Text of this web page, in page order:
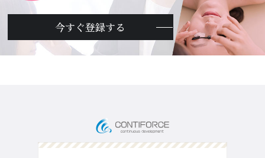
今すぐ登録する